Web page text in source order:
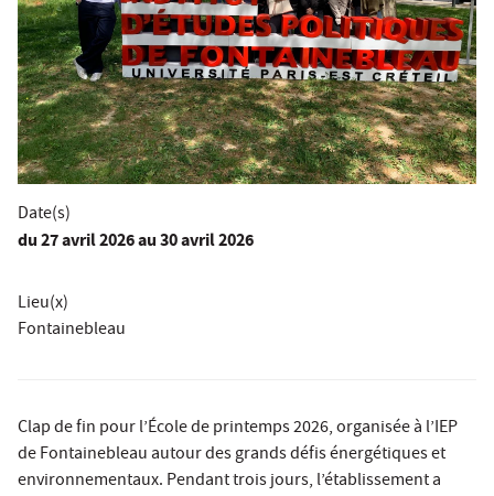
Date(s)
du27 avril 2026au 30 avril 2026
Lieu(x)
Fontainebleau
Clap de fin pour l’École de printemps 2026, organisée à l’IEP
de Fontainebleau autour des grands défis énergétiques et
environnementaux. Pendant trois jours, l’établissement a